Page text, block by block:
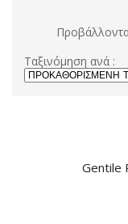
Ταξινόμηση ανά :
Gentile